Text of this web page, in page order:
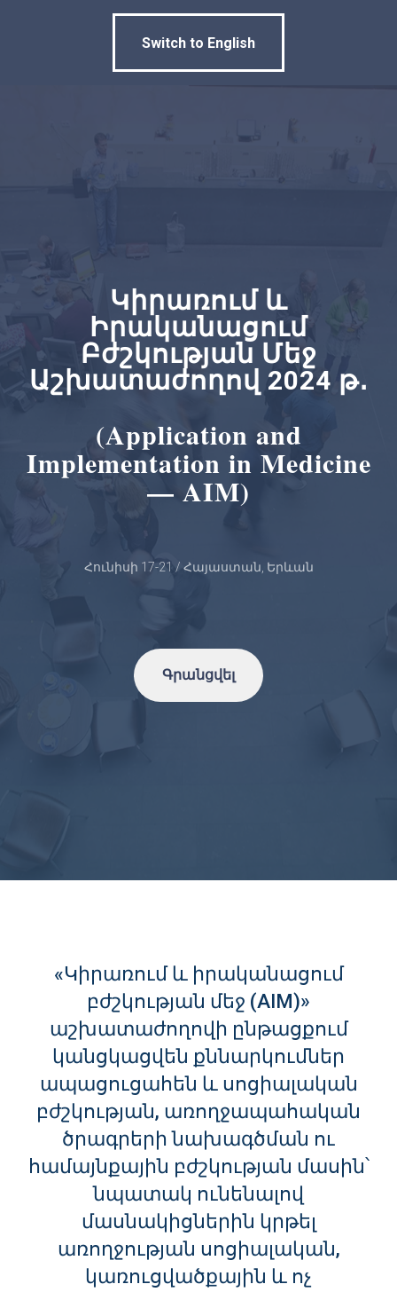
Switch to English
Կիրառում և
Իրականացում
Բժշկության Մեջ
Աշխատաժողով 2024 թ․
(Application and
Implementation in Medicine
— AIM)
Հունիսի 17-21 / Հայաստան, Երևան
Գրանցվել
«Կիրառում և իրականացում
բժշկության մեջ (AIM)»
աշխատաժողովի ընթացքում
կանցկացվեն քննարկումներ
ապացուցահեն և սոցիալական
բժշկության, առողջապահական
ծրագրերի նախագծման ու
համայնքային բժշկության մասին՝
նպատակ ունենալով
մասնակիցներին կրթել
առողջության սոցիալական,
կառուցվածքային և ոչ